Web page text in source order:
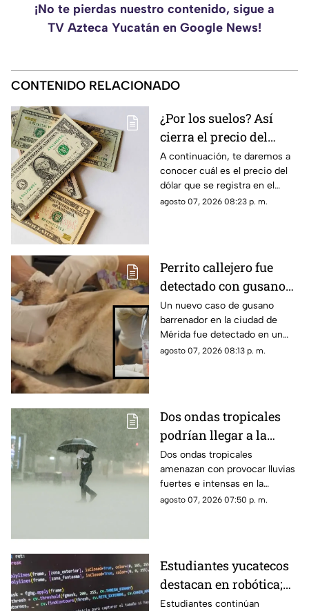
¡No te pierdas nuestro contenido, sigue a
TV Azteca Yucatán en Google News!
CONTENIDO RELACIONADO
¿Por los suelos? Así
cierra el precio del
dólar en Yucatán HOY
viernes 7 de agosto de
2026
A continuación, te daremos a
conocer cuál es el precio del
dólar que se registra en el
estado de Yucatán al cierre de
agosto 07, 2026 08:23 p. m.
Perrito callejero fue
detectado con gusano
barrenador en Mérida;
así fue rescatado
Un nuevo caso de gusano
barrenador en la ciudad de
Mérida fue detectado en un
perrito callejero, el cual fue
agosto 07, 2026 08:13 p. m.
Dos ondas tropicales
podrían llegar a la
Península de Yucatán y
provocar varios días de
lluvias; esto se sabe
Dos ondas tropicales
amenazan con provocar lluvias
fuertes e intensas en la
Península de Yucatán, por lo
agosto 07, 2026 07:50 p. m.
Estudiantes yucatecos
destacan en robótica;
así convierten los
Estudiantes continúan